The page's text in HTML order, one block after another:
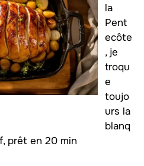
la
Pent
ecôte
, je
troqu
e
toujo
urs la
blanq
prêt en 20 min